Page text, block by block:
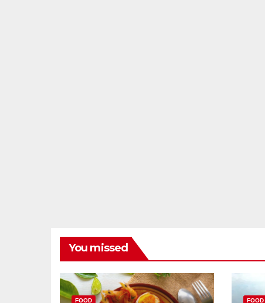
You missed
FOOD FOOD